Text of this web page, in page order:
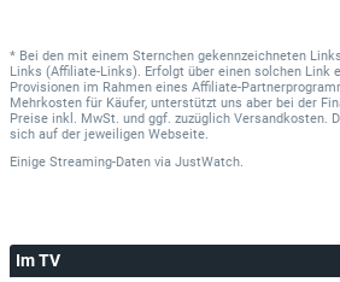
* Bei den mit einem Sternchen gekennzeichneten
Links (Affiliate-Links). Erfolgt über einen solchen Link
Provisionen im Rahmen eines Affiliate-
Mehrkosten für Käufer, unterstützt uns aber bei der
Preise inkl. MwSt. und ggf. zuzüglich Versandkosten.
sich auf der jeweiligen Webseite.
Einige Streaming-Daten via JustWatch.
Im TV